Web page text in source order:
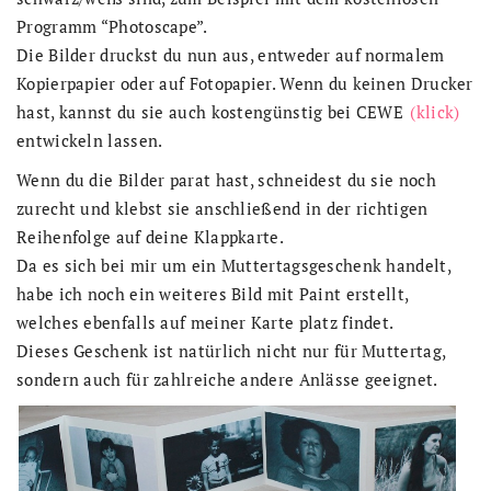
Programm “Photoscape”.
Die Bilder druckst du nun aus, entweder auf normalem
Kopierpapier oder auf Fotopapier. Wenn du keinen Drucker
hast, kannst du sie auch kostengünstig bei CEWE (klick)
entwickeln lassen.
Wenn du die Bilder parat hast, schneidest du sie noch
zurecht und klebst sie anschließend in der richtigen
Reihenfolge auf deine Klappkarte.
Da es sich bei mir um ein Muttertagsgeschenk handelt,
habe ich noch ein weiteres Bild mit Paint erstellt,
welches ebenfalls auf meiner Karte platz findet.
Dieses Geschenk ist natürlich nicht nur für Muttertag,
sondern auch für zahlreiche andere Anlässe geeignet.